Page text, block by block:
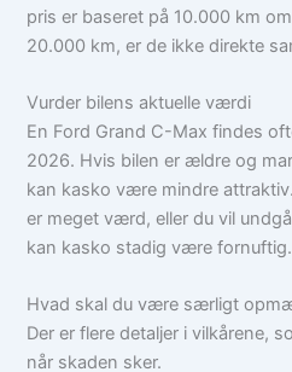
pris er baseret på 10.000 km
20.000 km, er de ikke direkte
Vurder bilens aktuelle værdi
En Ford Grand C-Max findes
2026. Hvis bilen er ældre og
kan kasko være mindre
er meget værd, eller du vil
kan kasko stadig være fornuftig.
Hvad skal du være særligt
Der er flere detaljer i vilkårene,
når skaden sker.